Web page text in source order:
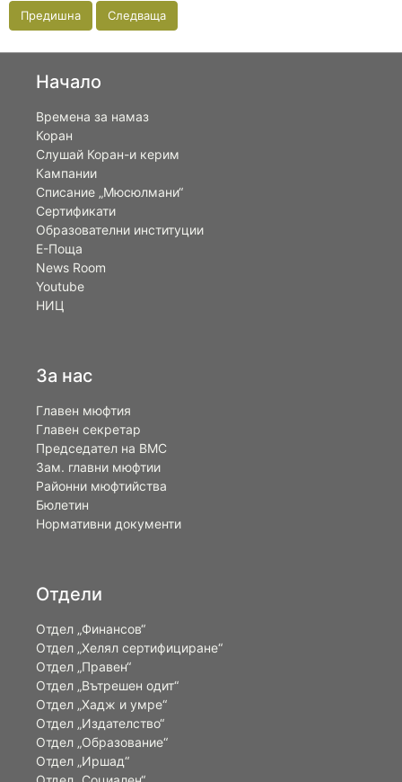
Предишна Следваща
Начало
Времена за намаз
Коран
Слушай Коран-и керим
Кампании
Списание „Мюсюлмани“
Сертификати
Образователни институции
Е-Поща
News Room
Youtube
НИЦ
За нас
Главен мюфтия
Главен секретар
Председател на ВМС
Зам. главни мюфтии
Районни мюфтийства
Бюлетин
Нормативни документи
Отдели
Отдел „Финансов“
Отдел „Хелял сертифициране“
Отдел „Правен“
Отдел „Вътрешен одит“
Отдел „Хадж и умре“
Отдел „Издателство“
Отдел „Образование“
Отдел „Иршад“